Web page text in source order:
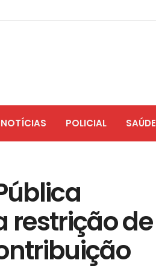
NOTÍCIAS POLICIAL SAÚDE
restrição de